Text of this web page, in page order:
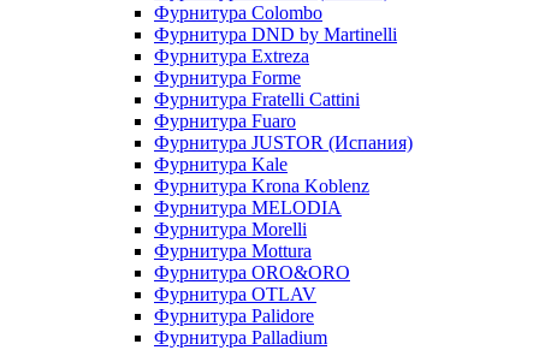
Фурнитура Colombo
Фурнитура DND by Martinelli
Фурнитура Extreza
Фурнитура Forme
Фурнитура Fratelli Cattini
Фурнитура Fuaro
Фурнитура JUSTOR (Испания)
Фурнитура Kale
Фурнитура Krona Koblenz
Фурнитура MELODIA
Фурнитура Morelli
Фурнитура Mottura
Фурнитура ORO&ORO
Фурнитура OTLAV
Фурнитура Palidore
Фурнитура Palladium